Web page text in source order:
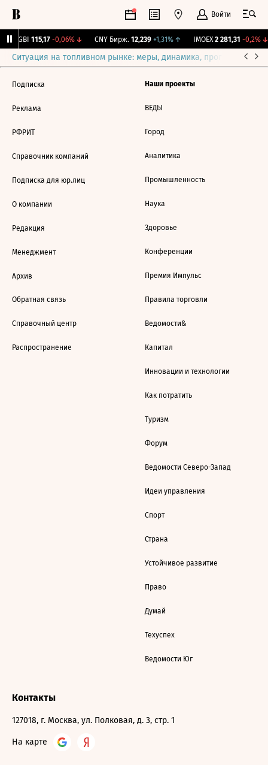
Войти
RGBI 115,17 -0,06%↓ CNY Бирж. 12,239 +1,31%↑ IMOEX 2 281,31 -0,2%↓
Ситуация на топливном рынке: меры, динамика, прогнозы
Подписка
Реклама
РФРИТ
Справочник компаний
Подписка для юр.лиц
О компании
Редакция
Менеджмент
Архив
Обратная связь
Справочный центр
Распространение
Наши проекты
ВЕДЫ
Город
Аналитика
Промышленность
Наука
Здоровье
Конференции
Премия Импульс
Правила торговли
Ведомости&
Капитал
Инновации и технологии
Как потратить
Туризм
Форум
Ведомости Северо-Запад
Идеи управления
Спорт
Страна
Устойчивое развитие
Право
Думай
Техуспех
Ведомости Юг
Контакты
127018, г. Москва, ул. Полковая, д. 3, стр. 1
На карте